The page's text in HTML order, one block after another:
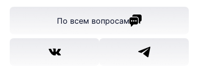
По всем вопросам